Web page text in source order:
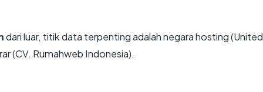
dari luar, titik data terpenting adalah negara hosting (United
(CV. Rumahweb Indonesia).